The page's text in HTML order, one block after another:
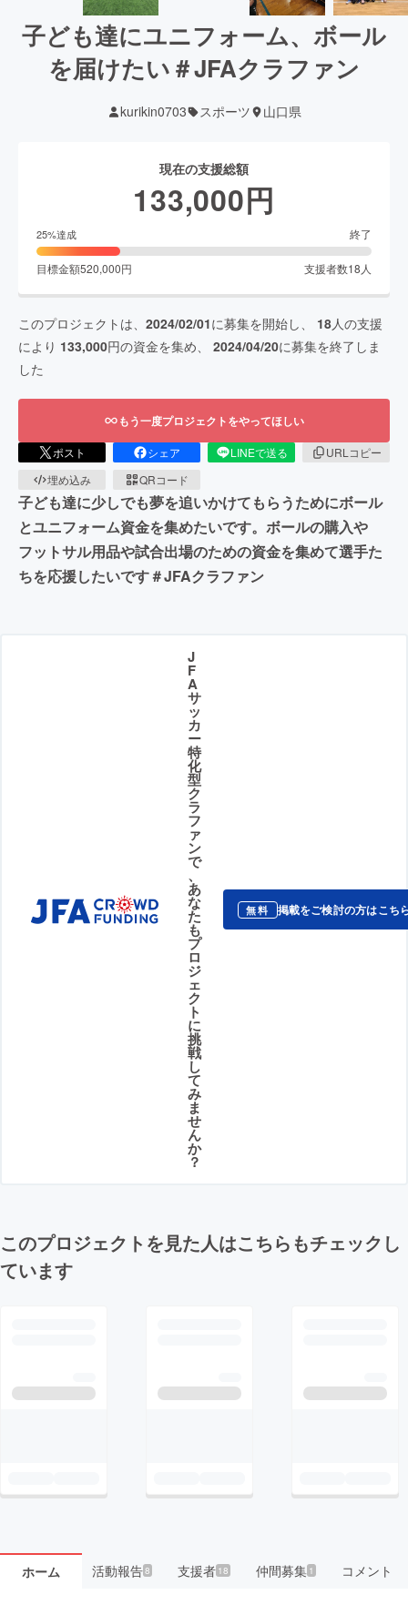
子ども達にユニフォーム、ボール
を届けたい＃JFAクラファン
kurikin0703 スポーツ 山口県
現在の支援総額
133,000円
25%達成 終了
目標金額520,000円 支援者数18 人
このプロジェクトは、 2024/02/01に募集を開始し、 18人の支援
により 133,000円の資金を集め、 2024/04/20に募集を終了しま
した
もう一度プロジェクトをやってほしい
ポスト シェア LINEで送る
URLコピー
埋め込み
QRコード
子ども達に少しでも夢を追いかけてもらうためにボール
とユニフォーム資金を集めたいです。ボールの購入や
フットサル用品や試合出場のための資金を集めて選手た
ちを応援したいです＃JFAクラファン
J
F
A
サ
ッ
カ
ー
特
化
型
ク
ラ
フ
ァ
ン
で
、
あ
な
た
も
プ
ロ
ジ
ェ
ク
ト
に
挑
戦
し
て
み
ま
せ
ん
か
？
無料 掲載をご検討の方はこち
このプロジェクトを見た人はこちらもチェックし
ています
ホーム 活動報告8 支援者 18 仲間募集 1 コメント